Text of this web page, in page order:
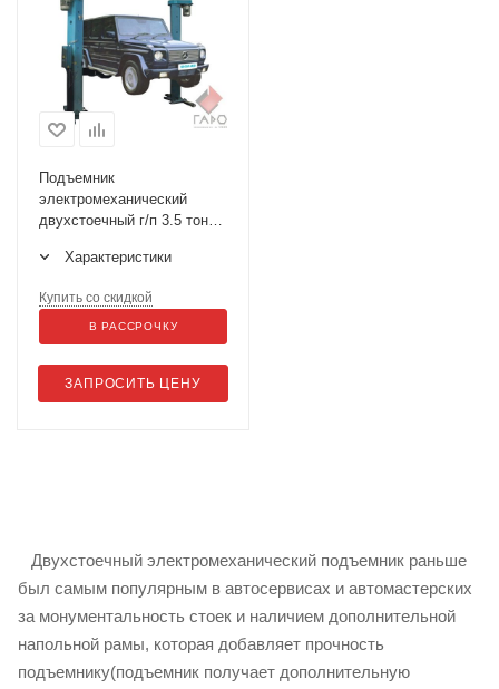
Подъемник
электромеханический
двухстоечный г/п 3.5 тонны
Характеристики
ЗАПРОСИТЬ ЦЕНУ
Купить со скидкой
В РАССРОЧКУ
Двухстоечный электромеханический подъемник раньше
был самым популярным в автосервисах и автомастерских
за монументальность стоек и наличием дополнительной
напольной рамы, которая добавляет прочность
подъемнику(подъемник получает дополнительную